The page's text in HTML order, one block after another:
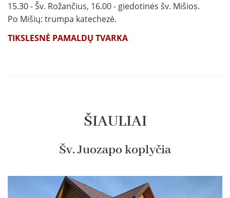
15.30 - Šv. Rožančius, 16.00 - giedotinės šv. Mišios.
Po Mišių: trumpa katechezė.
TIKSLESNĖ PAMALDŲ TVARKA
ŠIAULIAI
Šv. Juozapo koplyčia